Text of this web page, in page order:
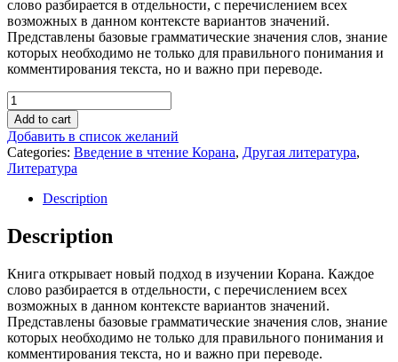
слово разбирается в отдельности, с перечислением всех
возможных в данном контексте вариантов значений.
Представлены базовые грамматические значения слов, знание
которых необходимо не только для правильного понимания и
комментирования текста, но и важно при переводе.
Изучаем
Коран
слово
за
словом.
Арабский
язык
quantity
Add to cart
Добавить в список желаний
Categories: Введение в чтение Корана, Другая литература,
Литература
Description
Description
Книга открывает новый подход в изучении Корана. Каждое
слово разбирается в отдельности, с перечислением всех
возможных в данном контексте вариантов значений.
Представлены базовые грамматические значения слов, знание
которых необходимо не только для правильного понимания и
комментирования текста, но и важно при переводе.